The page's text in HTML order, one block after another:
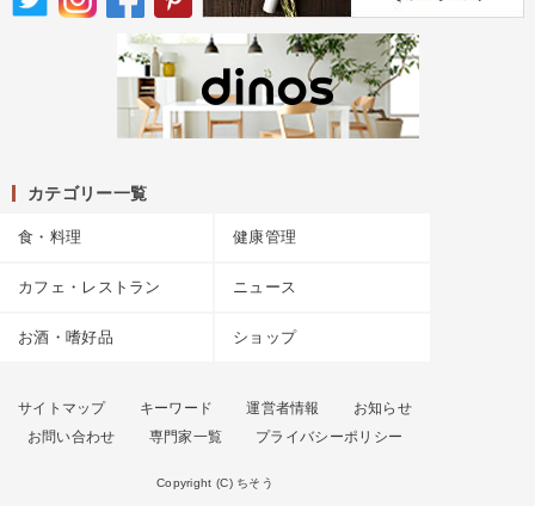
カテゴリー一覧
食・料理 健康管理
カフェ・レストラン ニュース
お酒・嗜好品 ショップ
サイトマップ キーワード 運営者情報
お知らせ
お問い合わせ
専門家一覧 プライバシーポリシー
Copyright (C) ちそう